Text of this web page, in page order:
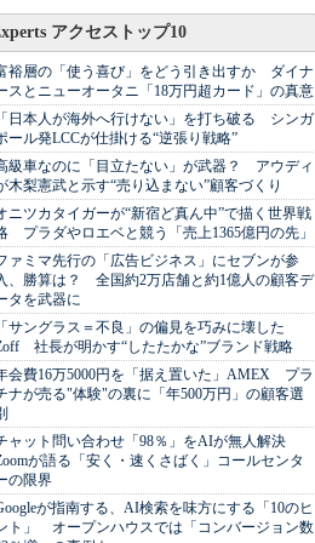
アクセストップ10
裕層の「使う喜び」をどう引き出すか ダイナ
スとニューオータニ「18万円超カード」の真意
日本人が海外へ行けない」を打ち破る シンガ
ール発LCCが仕掛ける“逆張り戦略”
級車なのに「目立たない」が武器？ アウディ
木梨憲武と示す“売り込まない”顧客づくり
ニツカタイガーが“新宿ど真ん中”で描く世界戦
プラダやロエベと競う「売上1365億円の先」
ァミマ先行の「広告ビジネス」にセブンが参
、勝算は？ 全国約2万店舗と約1億人の顧客デ
タを武器に
サングラス＝不良」の偏見を巧みに壊した
社長が明かす“したたかな”ブランド戦略
会費16万5000円を「据え置いた」AMEX プラ
ナが売る"体験"の裏に「年500万円」の顧客選
ャット問い合わせ「98％」をAIが無人解決
が語る「安く・速くさばく」コールセンタ
の限界
が指南する、AI検索を味方にする「10のヒ
ト」 オープンハウスでは「コンバージョン数